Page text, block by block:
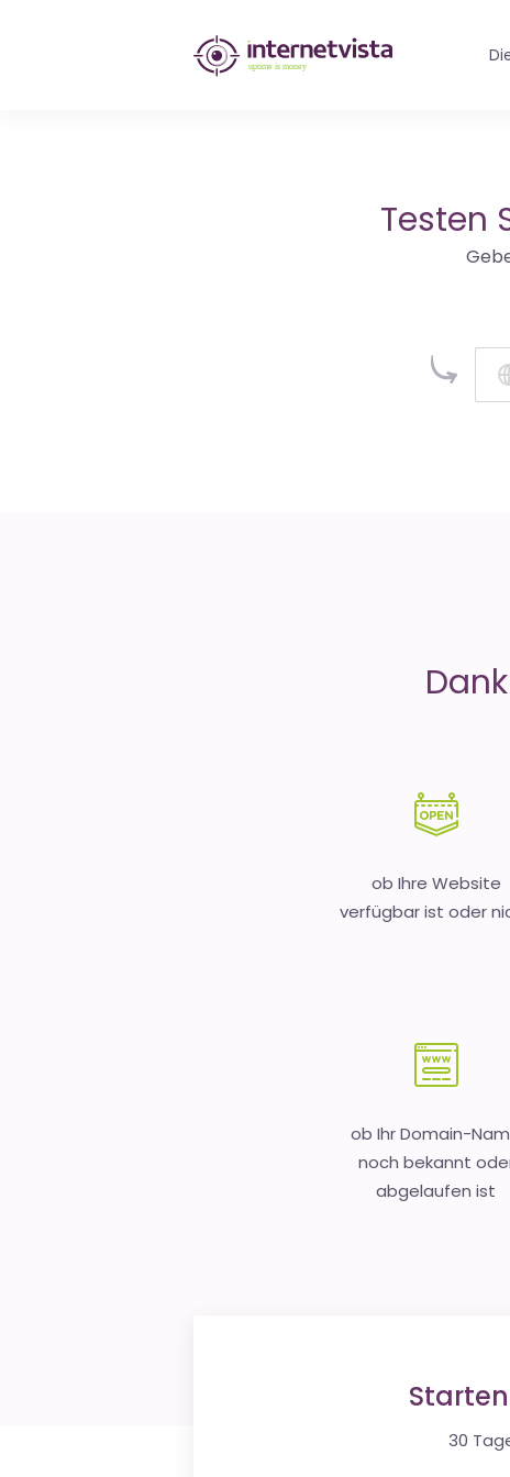
internetvista
Testen
ob Ihre Website
verfügbar ist oder
ob Ihr Domain-
noch bekannt
abgelaufen ist
30